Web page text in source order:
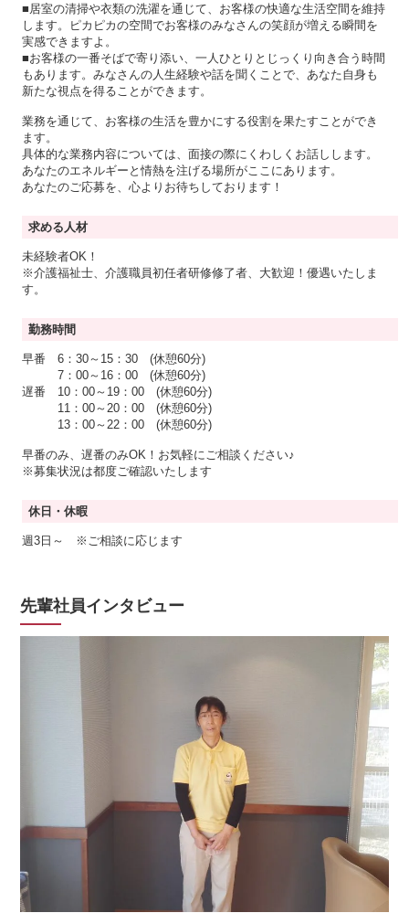
■居室の清掃や衣類の洗濯を通じて、お客様の快適な生活空間を維持
します。ピカピカの空間でお客様のみなさんの笑顔が増える瞬間を
実感できますよ。
■お客様の一番そばで寄り添い、一人ひとりとじっくり向き合う時間
もあります。みなさんの人生経験や話を聞くことで、あなた自身も
新たな視点を得ることができます。
業務を通じて、お客様の生活を豊かにする役割を果たすことができ
ます。
具体的な業務内容については、面接の際にくわしくお話しします。
あなたのエネルギーと情熱を注げる場所がここにあります。
あなたのご応募を、心よりお待ちしております！
求める人材
未経験者OK！
※介護福祉士、介護職員初任者研修修了者、大歓迎！優遇いたしま
す。
勤務時間
早番 6：30～15：30 (休憩60分)
7：00～16：00 (休憩60分)
遅番 10：00～19：00 (休憩60分)
11：00～20：00 (休憩60分)
13：00～22：00 (休憩60分)
早番のみ、遅番のみOK！お気軽にご相談ください♪
※募集状況は都度ご確認いたします
休日・休暇
週3日～ ※ご相談に応じます
先輩社員インタビュー